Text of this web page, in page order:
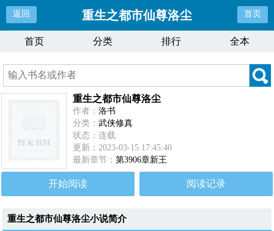
返回 重生之都市仙尊洛尘 首页
首页 分类 排行 全本
重生之都市仙尊洛尘
作者：洛书
分类：武侠修真
状态：连载
更新：2023-03-15 17:45:40
最新章节：第3906章新王
开始阅读 阅读记录
重生之都市仙尊洛尘小说简介